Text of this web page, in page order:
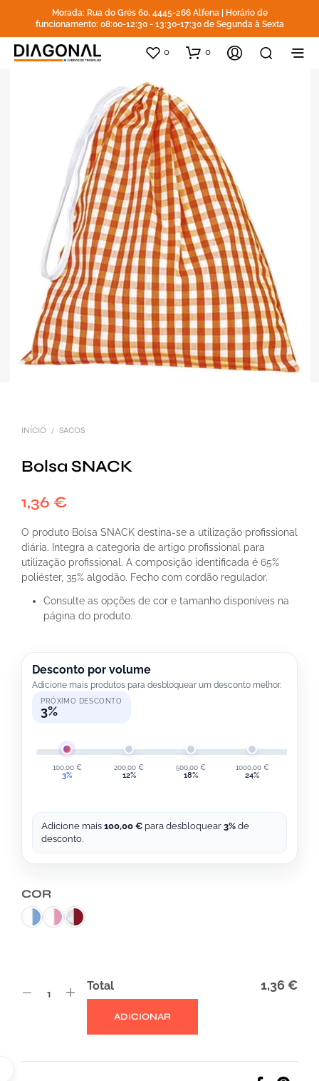
Morada: Rua do Grés 60, 4445-266 Alfena | Horário de
funcionamento: 08:00-12:30 - 13:30-17:30 de Segunda à Sexta
0 0
INÍCIO / SACOS
Bolsa SNACK
1,36 €
O produto Bolsa SNACK destina-se a utilização profissional
diária. Integra a categoria de artigo profissional para
utilização profissional. A composição identificada é 65%
poliéster, 35% algodão. Fecho com cordão regulador.
Consulte as opções de cor e tamanho disponíveis na
página do produto.
Desconto por volume
Adicione mais produtos para desbloquear um desconto melhor.
PRÓXIMO DESCONTO
3%
100,00 €
3%
200,00 €
12%
500,00 €
18%
1000,00 €
24%
Adicione mais 100,00 € para desbloquear 3% de
desconto.
COR
Total 1,36 €
ADICIONAR
T